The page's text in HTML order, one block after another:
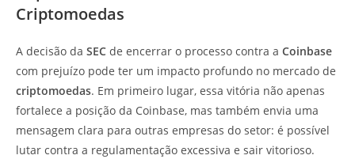
Criptomoedas
A decisão da SEC de encerrar o processo contra a Coinbase
com prejuízo pode ter um impacto profundo no mercado de
criptomoedas. Em primeiro lugar, essa vitória não apenas
fortalece a posição da Coinbase, mas também envia uma
mensagem clara para outras empresas do setor: é possível
lutar contra a regulamentação excessiva e sair vitorioso.